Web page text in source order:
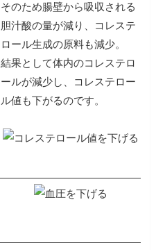
そのため腸壁から吸収される
胆汁酸の量が減り、コレステ
ロール生成の原料も減少。
結果として体内のコレステロ
ールが減少し、コレステロー
ル値も下がるのです。